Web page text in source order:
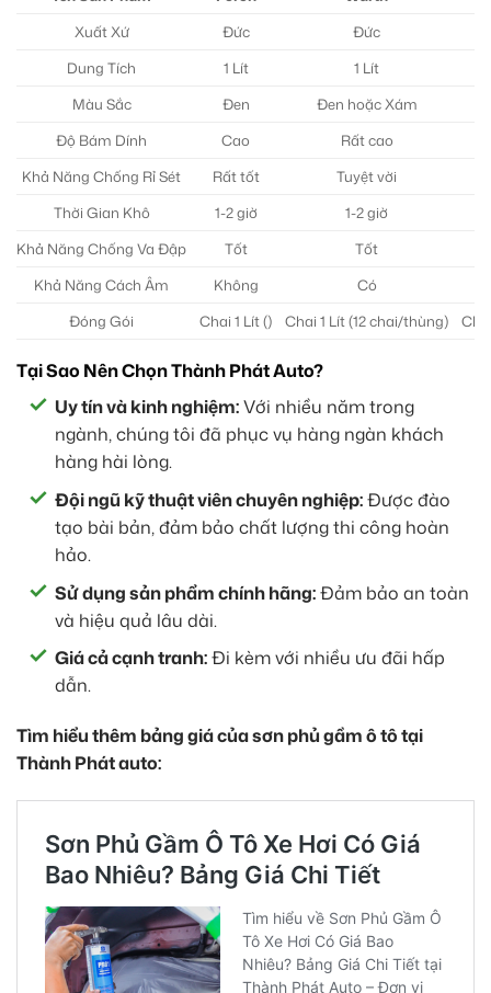
Xuất Xứ
Đức
Đức
Dung Tích
1 Lít
1 Lít
Màu Sắc
Đen
Đen hoặc Xám
Độ Bám Dính
Cao
Rất cao
Khả Năng Chống Rỉ Sét
Rất tốt
Tuyệt vời
Thời Gian Khô
1-2 giờ
1-2 giờ
Khả Năng Chống Va Đập
Tốt
Tốt
Khả Năng Cách Âm
Không
Có
Đóng Gói
Chai 1 Lít () Chai 1 Lít (12 chai/thùng)
Tại Sao Nên Chọn Thành Phát Auto?
Uy tín và kinh nghiệm:Với nhiều năm trong
ngành, chúng tôi đã phục vụ hàng ngàn khách
hàng hài lòng.
Đội ngũ kỹ thuật viên chuyên nghiệp:Được đào
tạo bài bản, đảm bảo chất lượng thi công hoàn
hảo.
Sử dụng sản phẩm chính hãng:Đảm bảo an toàn
và hiệu quả lâu dài.
Giá cả cạnh tranh:Đi kèm với nhiều ưu đãi hấp
dẫn.
Tìm hiểu thêm bảng giá của sơn phủ gầm ô tô tại
Thành Phát auto: